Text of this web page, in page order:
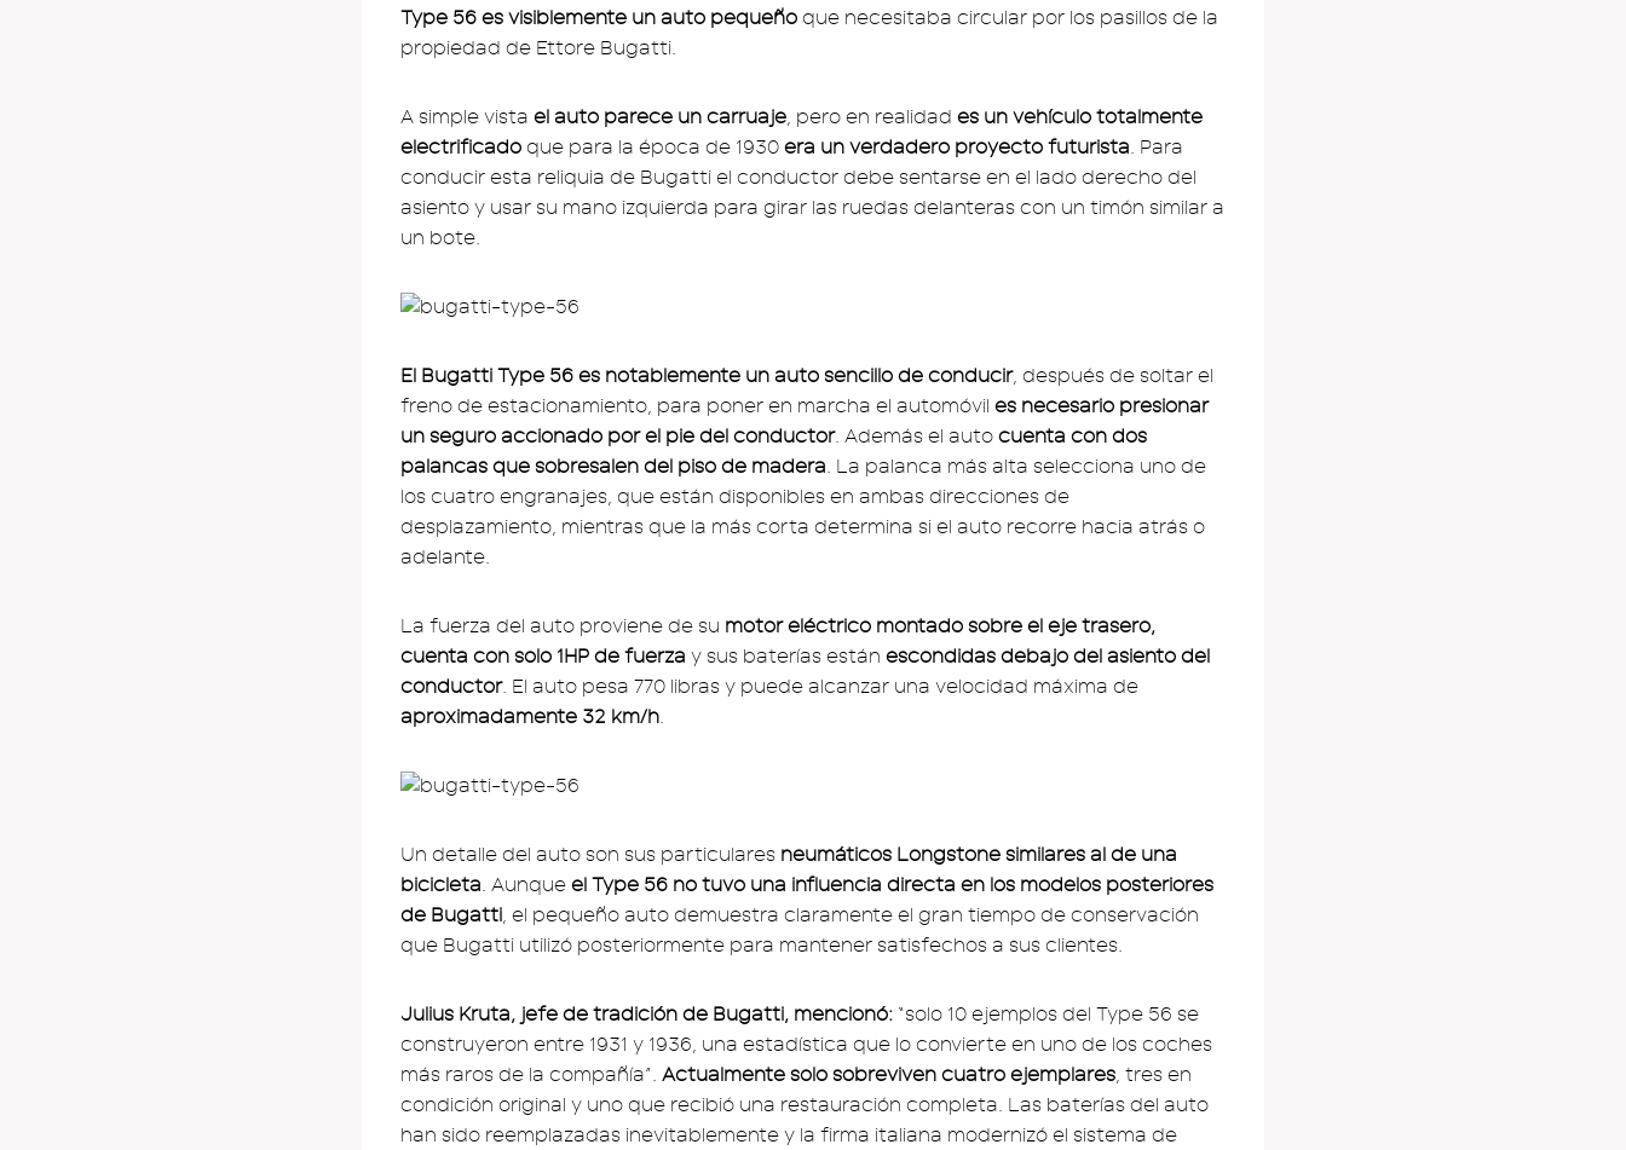
Type 56 es visiblemente un auto pequeño que necesitaba circular por los pasillos de la
propiedad de Ettore Bugatti.
A simple vista el auto parece un carruaje, pero en realidad es un vehículo totalmente
electrificado que para la época de 1930 era un verdadero proyecto futurista. Para
conducir esta reliquia de Bugatti el conductor debe sentarse en el lado derecho del
asiento y usar su mano izquierda para girar las ruedas delanteras con un timón similar a
un bote.
El Bugatti Type 56 es notablemente un auto sencillo de conducir, después de soltar el
freno de estacionamiento, para poner en marcha el automóvil es necesario presionar
un seguro accionado por el pie del conductor. Además el auto cuenta con dos
palancas que sobresalen del piso de madera. La palanca más alta selecciona uno de
los cuatro engranajes, que están disponibles en ambas direcciones de
desplazamiento, mientras que la más corta determina si el auto recorre hacia atrás o
adelante.
La fuerza del auto proviene de su motor eléctrico montado sobre el eje trasero,
cuenta con solo 1HP de fuerza y sus baterías están escondidas debajo del asiento del
conductor. El auto pesa 770 libras y puede alcanzar una velocidad máxima de
aproximadamente 32 km/h.
Un detalle del auto son sus particulares neumáticos Longstone similares al de una
bicicleta. Aunque el Type 56 no tuvo una influencia directa en los modelos posteriores
de Bugatti, el pequeño auto demuestra claramente el gran tiempo de conservación
que Bugatti utilizó posteriormente para mantener satisfechos a sus clientes.
Julius Kruta, jefe de tradición de Bugatti, mencionó: “solo 10 ejemplos del Type 56 se
construyeron entre 1931 y 1936, una estadística que lo convierte en uno de los coches
más raros de la compañía”. Actualmente solo sobreviven cuatro ejemplares, tres en
condición original y uno que recibió una restauración completa. Las baterías del auto
han sido reemplazadas inevitablemente y la firma italiana modernizó el sistema de